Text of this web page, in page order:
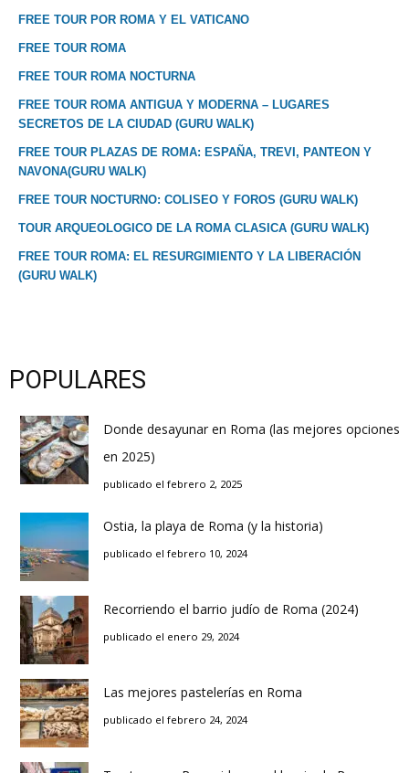
FREE TOUR POR ROMA Y EL VATICANO
FREE TOUR ROMA
FREE TOUR ROMA NOCTURNA
FREE TOUR ROMA ANTIGUA Y MODERNA – LUGARES
SECRETOS DE LA CIUDAD (GURU WALK)
FREE TOUR PLAZAS DE ROMA: ESPAÑA, TREVI, PANTEON Y
NAVONA(GURU WALK)
FREE TOUR NOCTURNO: COLISEO Y FOROS (GURU WALK)
TOUR ARQUEOLOGICO DE LA ROMA CLASICA (GURU WALK)
FREE TOUR ROMA: EL RESURGIMIENTO Y LA LIBERACIÓN
(GURU WALK)
POPULARES
Donde desayunar en Roma (las mejores opciones
en 2025)
publicado el febrero 2, 2025
Ostia, la playa de Roma (y la historia)
publicado el febrero 10, 2024
Recorriendo el barrio judío de Roma (2024)
publicado el enero 29, 2024
Las mejores pastelerías en Roma
publicado el febrero 24, 2024